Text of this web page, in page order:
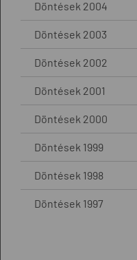
Döntések 2004
Döntések 2003
Döntések 2002
Döntések 2001
Döntések 2000
Döntések 1999
Döntések 1998
Döntések 1997